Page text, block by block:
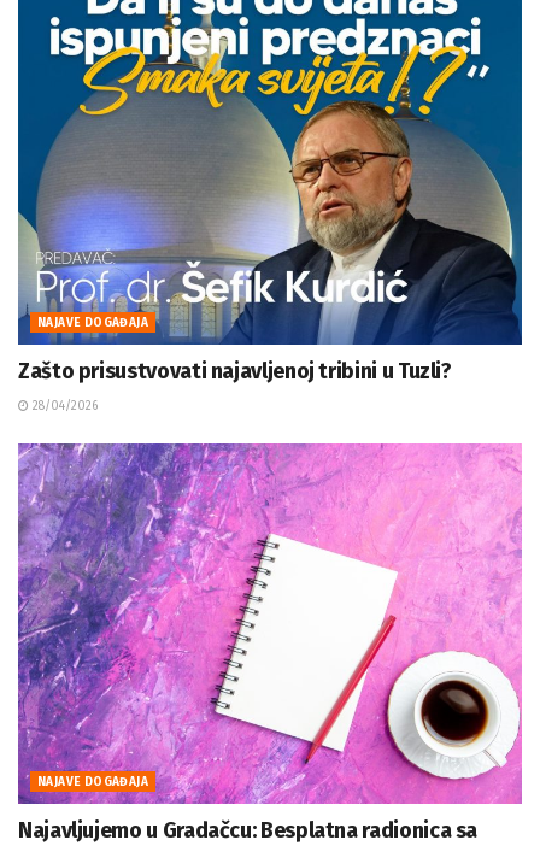
NAJAVE DOGAĐAJA
Zašto prisustvovati najavljenoj tribini u Tuzli?
28/04/2026
NAJAVE DOGAĐAJA
Najavljujemo u Gradačcu: Besplatna radionica sa